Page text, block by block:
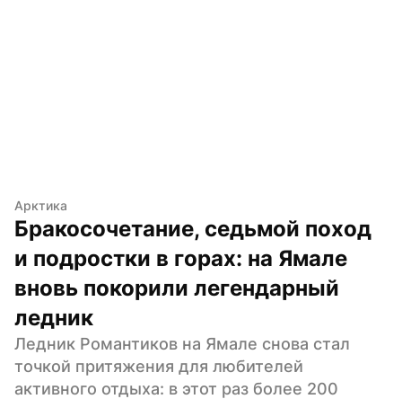
Арктика
Бракосочетание, седьмой поход
и подростки в горах: на Ямале
вновь покорили легендарный
ледник
Ледник Романтиков на Ямале снова стал
точкой притяжения для любителей
активного отдыха: в этот раз более 200